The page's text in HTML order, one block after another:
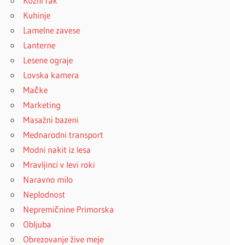
Kuhinje
Lamelne zavese
Lanterne
Lesene ograje
Lovska kamera
Mačke
Marketing
Masažni bazeni
Mednarodni transport
Modni nakit iz lesa
Mravljinci v levi roki
Naravno milo
Neplodnost
Nepremičnine Primorska
Obljuba
Obrezovanje žive meje